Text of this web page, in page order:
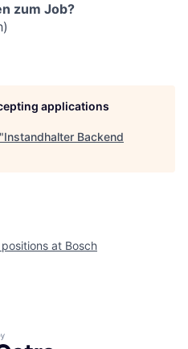
zum Job?
applications
Instandhalter Backend
at Bosch
by Getro.com